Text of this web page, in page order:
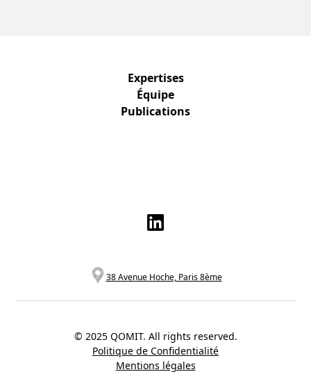
Expertises
Équipe
Publications
38 Avenue Hoche, Paris 8ème
© 2025 QOMIT. All rights reserved.
Politique de Confidentialité
Mentions légales